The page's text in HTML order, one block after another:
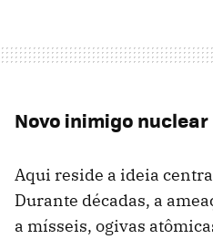
Novo inimigo nuclear
Aqui reside a ideia
Durante décadas, a
a mísseis, ogivas